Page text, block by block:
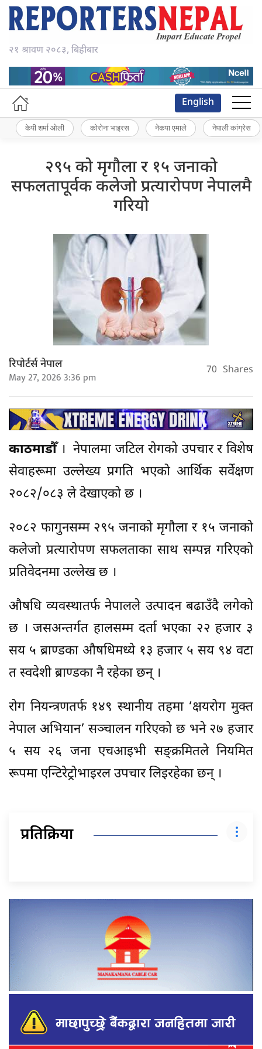
२१ श्रावण २०८३, बिहीबार
English
केपी शर्मा ओली कोरोना भाइरस नेकपा एमाले नेपाली कांग्रेस
२९५ को मृगौला र १५ जनाको
सफलतापूर्वक कलेजो प्रत्यारोपण नेपालमै
गरियो
रिपोर्टर्स नेपाल
May 27, 2026 3:36 pm 70 Shares
काठमाडौँ । नेपालमा जटिल रोगको उपचार र विशेष
सेवाहरूमा उल्लेख्य प्रगति भएको आर्थिक सर्वेक्षण
२०८२/०८३ ले देखाएको छ ।
२०८२ फागुनसम्म २९५ जनाको मृगौला र १५ जनाको
कलेजो प्रत्यारोपण सफलताका साथ सम्पन्न गरिएको
प्रतिवेदनमा उल्लेख छ ।
औषधि व्यवस्थातर्फ नेपालले उत्पादन बढाउँदै लगेको
छ । जसअन्तर्गत हालसम्म दर्ता भएका २२ हजार ३
सय ५ ब्राण्डका औषधिमध्ये १३ हजार ५ सय ९४ वटा
त स्वदेशी ब्राण्डका नै रहेका छन् ।
रोग नियन्त्रणतर्फ १४९ स्थानीय तहमा ‘क्षयरोग मुक्त
नेपाल अभियान’ सञ्चालन गरिएको छ भने २७ हजार
५ सय २६ जना एचआइभी सङ्क्रमितले नियमित
रूपमा एन्टिरेट्रोभाइरल उपचार लिइरहेका छन् ।
प्रतिक्रिया